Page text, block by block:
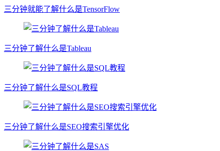
三分钟就能了解什么是TensorFlow
三分钟了解什么是Tableau
三分钟了解什么是SQL教程
三分钟了解什么是SEO搜索引擎优化